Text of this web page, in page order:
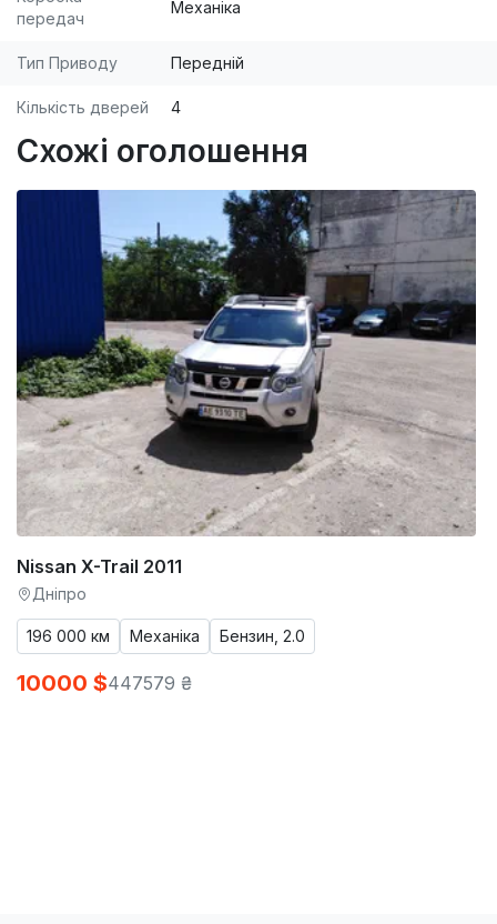
передач
Механіка
Тип Приводу Передній
Кількість дверей 4
Схожі оголошення
Nissan X-Trail 2011
Дніпро
196 000 км Механіка Бензин, 2.0
10000 $447579 ₴